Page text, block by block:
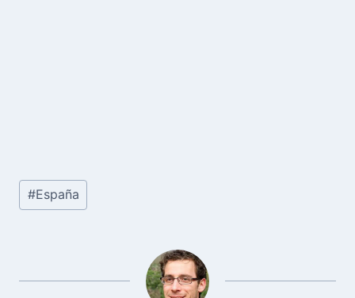
Etiquetas
de
#España